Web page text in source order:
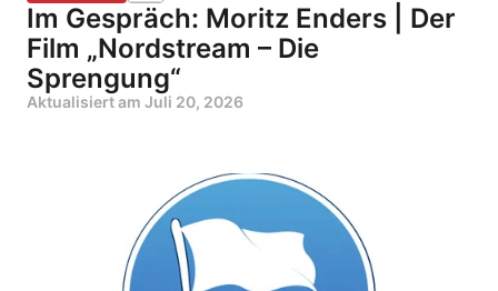
Im Gespräch: Moritz Enders | Der
Film „Nordstream – Die
Sprengung“
Aktualisiert am Juli 20, 2026